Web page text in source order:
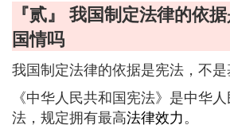
『贰』 我国制定法律的依
国情吗
我国制定法律的依据是宪法，不是
《中华人民共和国宪法》是中华
法，规定拥有最高法律效力。